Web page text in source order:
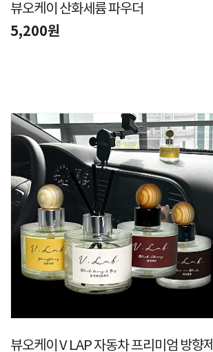
뷰오케이 산화세륨 파우더
5,200원
뷰오케이 V LAP 자동차 프리미엄 방향제